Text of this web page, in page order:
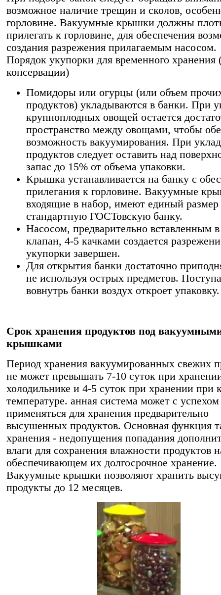
возможное наличие трещин и сколов,
горловине. Вакуумные крышки должны
прилегать к горловине, для обеспечения
создания разрежения прилагаемым насосом.
Порядок укупорки для временного хранения
консервации)
Помидоры или огурцы (или объем
продуктов) укладываются в банки. При
крупноплодных овощей остается
пространство между овощами, чтобы
возможность вакуумирования. При
продуктов следует оставить над
запас до 15% от объема упаковки.
Крышка устанавливается на банку с
прилегания к горловине. Вакуумные
входящие в набор, имеют единый размер
стандартную ГОСТовскую банку.
Насосом, предварительно вставленным
клапан, 4-5 качками создается
укупорки завершен.
Для открытия банки достаточно
не используя острых предметов.
вовнутрь банки воздух откроет упаковку.
Срок хранения продуктов под
крышками
Период хранения вакуумированных свежих
не может превышать 7-10 суток при
холодильнике и 4-5 суток при хранении при
температуре. анная система может с успехом
применяться для хранения предварительно
высушенных продуктов. Основная функция
хранения - недопущения попадания
влаги для сохранения влажности продуктов
обеспечивающем их долгосрочное хранение.
Вакуумные крышки позволяют хранить
продукты до 12 месяцев.